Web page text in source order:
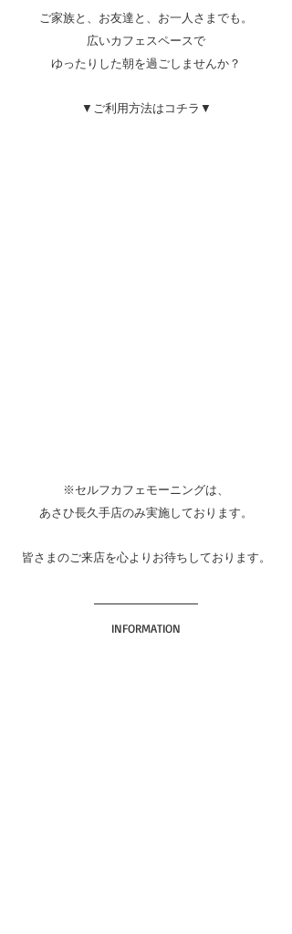
ご家族と、お友達と、お一人さまでも。
広いカフェスペースで
ゆったりした朝を過ごしませんか？
▼ご利用方法はコチラ▼
※セルフカフェモーニングは、
あさひ長久手店のみ実施しております。
皆さまのご来店を心よりお待ちしております。
INFORMATION